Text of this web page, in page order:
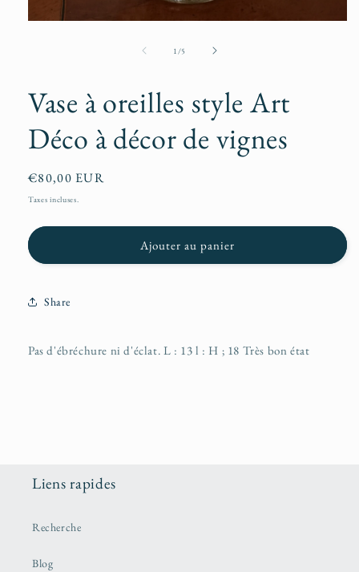
fenêtre
modale
1/de5
Vase à oreilles style Art
Déco à décor de vignes
Prix
habituel
€80,00 EUR
Taxes incluses.
Ajouter au panier
Share
Pas d'ébréchure ni d'éclat. L : 13 l : H ; 18 Très bon état
Liens rapides
Recherche
Blog